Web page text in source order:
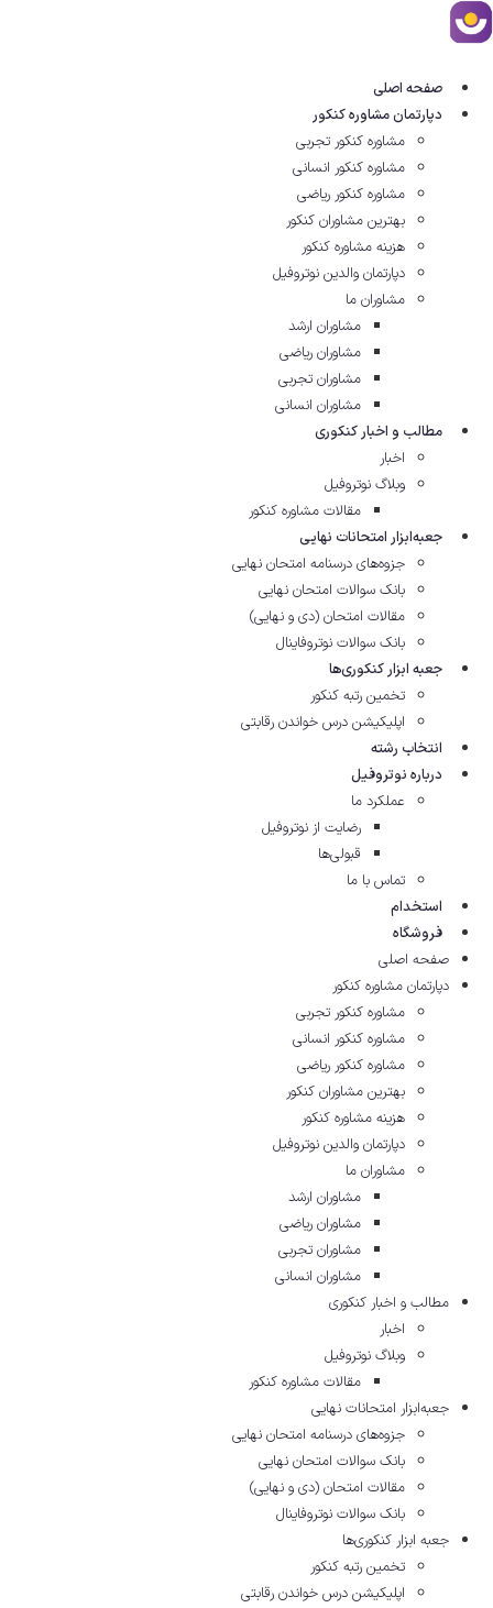
صفحه اصلی
دپارتمان مشاوره کنکور
مشاوره کنکور تجربی
مشاوره کنکور انسانی
مشاوره کنکور ریاضی
بهترین مشاوران کنکور
هزینه مشاوره کنکور
دپارتمان والدین نوتروفیل
مشاوران ما
مشاوران ارشد
مشاوران ریاضی
مشاوران تجربی
مشاوران انسانی
مطالب و اخبار کنکوری
اخبار
وبلاگ نوتروفیل
مقالات مشاوره‌ کنکور
جعبه‌ابزار امتحانات نهایی
جزوه‌های درسنامه امتحان نهایی
بانک سوالات امتحان نهایی
مقالات امتحان (دی و نهایی)
بانک سوالات نوتروفاینال
جعبه ابزار کنکوری‌ها
تخمین رتبه کنکور
اپلیکیشن درس خواندن رقابتی
انتخاب رشته
درباره نوتروفیل
عملکرد ما
رضایت از نوتروفیل
قبولی‌ها
تماس با ما
استخدام
فروشگاه
صفحه اصلی
دپارتمان مشاوره کنکور
مشاوره کنکور تجربی
مشاوره کنکور انسانی
مشاوره کنکور ریاضی
بهترین مشاوران کنکور
هزینه مشاوره کنکور
دپارتمان والدین نوتروفیل
مشاوران ما
مشاوران ارشد
مشاوران ریاضی
مشاوران تجربی
مشاوران انسانی
مطالب و اخبار کنکوری
اخبار
وبلاگ نوتروفیل
مقالات مشاوره‌ کنکور
جعبه‌ابزار امتحانات نهایی
جزوه‌های درسنامه امتحان نهایی
بانک سوالات امتحان نهایی
مقالات امتحان (دی و نهایی)
بانک سوالات نوتروفاینال
جعبه ابزار کنکوری‌ها
تخمین رتبه کنکور
اپلیکیشن درس خواندن رقابتی